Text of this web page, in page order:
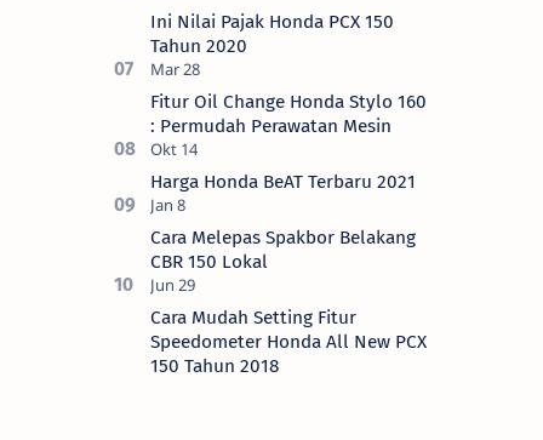
Ini Nilai Pajak Honda PCX 150
Tahun 2020
Fitur Oil Change Honda Stylo 160
: Permudah Perawatan Mesin
Harga Honda BeAT Terbaru 2021
Cara Melepas Spakbor Belakang
CBR 150 Lokal
Cara Mudah Setting Fitur
Speedometer Honda All New PCX
150 Tahun 2018